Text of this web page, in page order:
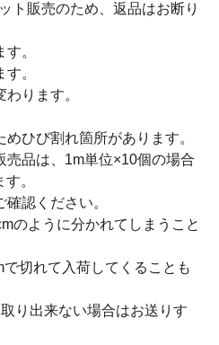
ト販売のため、返品はお断り
。
。
ります。
めひび割れ箇所があります。
売品は、1m単位×10個の場合
。
認ください。
のように分かれてしまうこと
切れて入荷してくることも
り出来ない場合はお送りす